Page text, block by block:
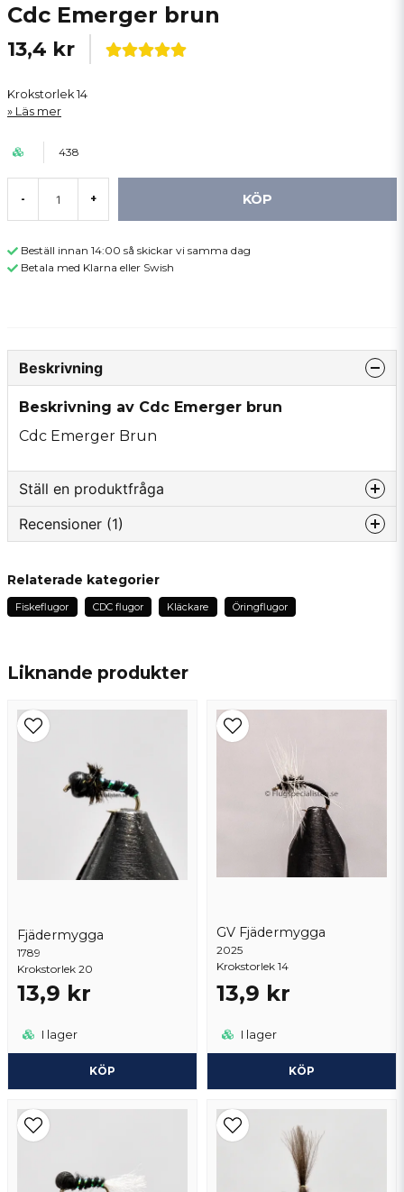
Cdc Emerger brun
13,4 kr
Krokstorlek 14
Läs mer
438
- + KÖP
Beställ innan 14:00 så skickar vi samma dag
Betala med Klarna eller Swish
Liknande produkter
Fjädermygga
1789
Krokstorlek 20
13,9 kr
I lager
KÖP
GV Fjädermygga
2025
Krokstorlek 14
13,9 kr
I lager
KÖP
Beskrivning
Beskrivning av Cdc Emerger brun
Cdc Emerger Brun
Ställ en produktfråga
question
Fråga oss något om denna produkten...
Ja, ni får publicera min fråga
Skicka fråga
Recensioner (1)
Nadine
Relaterade kategorier
Fiskeflugor CDC flugor Kläckare Öringflugor